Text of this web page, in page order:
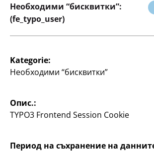
употреба.
Необходими “бисквитки”:
(fe_typo_user)
Kategorie:
Необходими “бисквитки”
Опис.:
TYPO3 Frontend Session Cookie
Период на съхранение на